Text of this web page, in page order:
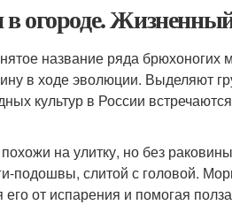
огороде.
название ряда брюхоногих
в ходе эволюции. Выделяют
культур в России
на улитку, но без
подошвы, слитой с головой.
от испарения и помогая